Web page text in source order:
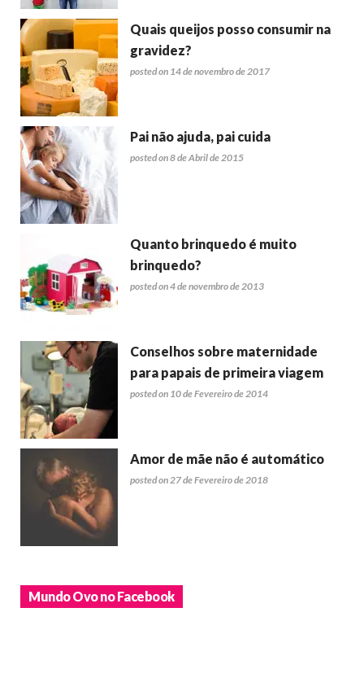
Quais queijos posso consumir na
gravidez?
posted on 14 de novembro de 2017
Pai não ajuda, pai cuida
posted on 8 de Abril de 2015
Quanto brinquedo é muito
brinquedo?
posted on 4 de novembro de 2013
Conselhos sobre maternidade
para papais de primeira viagem
posted on 10 de Fevereiro de 2014
Amor de mãe não é automático
posted on 27 de Fevereiro de 2018
Mundo Ovo no Facebook